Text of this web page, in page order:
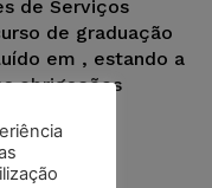
de Serviços
de graduação
em , estando a
obrigações